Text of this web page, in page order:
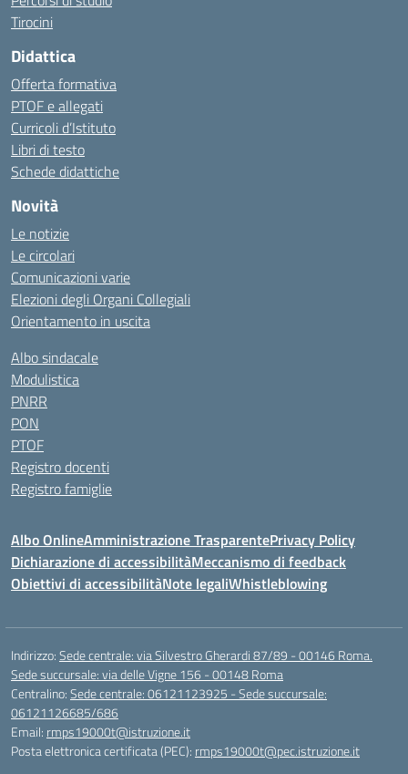
Tirocini
Didattica
Offerta formativa
PTOF e allegati
Curricoli d’Istituto
Libri di testo
Schede didattiche
Novità
Le notizie
Le circolari
Comunicazioni varie
Elezioni degli Organi Collegiali
Orientamento in uscita
Albo sindacale
Modulistica
PNRR
PON
PTOF
Registro docenti
Registro famiglie
Albo OnlineAmministrazione TrasparentePrivacy Policy
Dichiarazione di accessibilitàMeccanismo di feedback
Obiettivi di accessibilitàNote legaliWhistleblowing
Indirizzo:Sede centrale: via Silvestro Gherardi 87/89 - 00146 Roma.
Sede succursale: via delle Vigne 156 - 00148 Roma
Centralino:Sede centrale: 06121123925 - Sede succursale:
06121126685/686
Email: rmps19000t@istruzione.it
Posta elettronica certificata (PEC): rmps19000t@pec.istruzione.it